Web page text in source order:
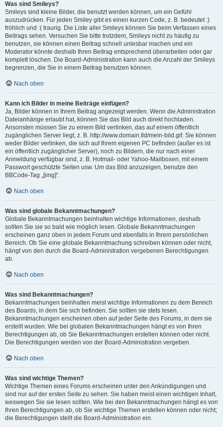
Was sind Smileys?
Smileys sind kleine Bilder, die benutzt werden können, um ein Gefühl
auszudrücken. Für jeden Smiley gibt es einen kurzen Code, z. B. bedeutet :)
fröhlich und :( traurig. Die Liste aller Smileys können Sie beim Verfassen eines
Beitrags sehen. Versuchen Sie bitte trotzdem, Smileys nicht zu häufig zu
benutzen, sie können einen Beitrag schnell unlesbar machen und ein
Moderator könnte deshalb Ihren Beitrag entsprechend überarbeiten oder gar
komplett löschen. Die Board-Administration kann auch die Anzahl der Smileys
begrenzen, die Sie in einem Beitrag benutzen können.
Nach oben
Kann ich Bilder in meine Beiträge einfügen?
Ja, Bilder können in Ihrem Beitrag angezeigt werden. Wenn die Administration
Dateianhänge erlaubt hat, können Sie das Bild auch direkt hochladen.
Ansonsten müssen Sie zu einem Bild verlinken, das auf einem öffentlich
zugänglichen Server liegt, z. B. http://www.domain.tld/mein-bild.gif. Sie können
weder Bilder verlinken, die sich auf Ihrem eigenen PC befinden (außer es ist
ein öffentlich zugänglicher Server), noch zu Bildern, die nur nach einer
Anmeldung verfügbar sind, z. B. Hotmail- oder Yahoo-Mailboxen, mit einem
Passwort geschützte Seiten usw. Um das Bild anzuzeigen, benutze den
BBCode-Tag „[img]“.
Nach oben
Was sind globale Bekanntmachungen?
Globale Bekanntmachungen beinhalten wichtige Informationen, deshalb
sollten Sie sie so bald wie möglich lesen. Globale Bekanntmachungen
erscheinen ganz oben in jedem Forum und ebenfalls in Ihrem persönlichen
Bereich. Ob Sie eine globale Bekanntmachung schreiben können oder nicht,
hängt von den durch die Board-Administration vergebenen Berechtigungen
ab.
Nach oben
Was sind Bekanntmachungen?
Bekanntmachungen beinhalten meist wichtige Informationen zu dem Bereich
des Boards, in dem Sie sich befinden. Sie sollten sie stets lesen.
Bekanntmachungen erscheinen oben auf jeder Seite des Forums, in dem sie
erstellt wurden. Wie bei globalen Bekanntmachungen hängt es von Ihren
Berechtigungen ab, ob Sie Bekanntmachungen erstellen können oder nicht.
Die Berechtigungen werden von der Board-Administration vergeben.
Nach oben
Was sind wichtige Themen?
Wichtige Themen eines Forums erscheinen unter den Ankündigungen und
sind nur auf der ersten Seite zu sehen. Sie haben meist einen wichtigen Inhalt,
weswegen Sie sie lesen sollten. Wie bei den Bekanntmachungen hängt es von
Ihren Berechtigungen ab, ob Sie wichtige Themen erstellen können oder nicht;
die Berechtigungen stellt die Board-Administration ein.